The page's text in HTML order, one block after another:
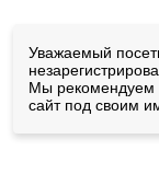
Уважаемый
Мы рекомендуем
сайт под своим